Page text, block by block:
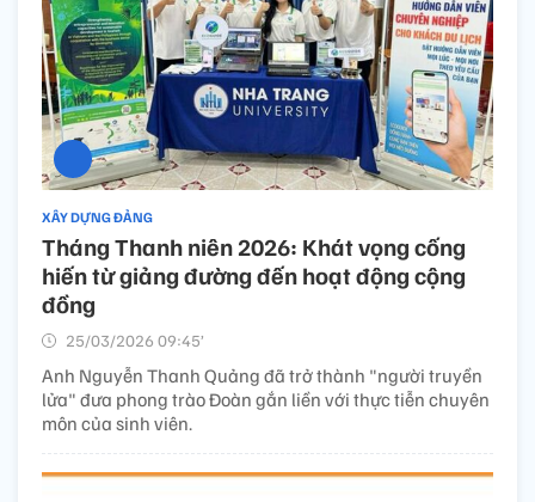
XÂY DỰNG ĐẢNG
Tháng Thanh niên 2026: Khát vọng cống
hiến từ giảng đường đến hoạt động cộng
đồng
25/03/2026 09:45’
Anh Nguyễn Thanh Quảng đã trở thành "người truyền
lửa" đưa phong trào Đoàn gắn liền với thực tiễn chuyên
môn của sinh viên.